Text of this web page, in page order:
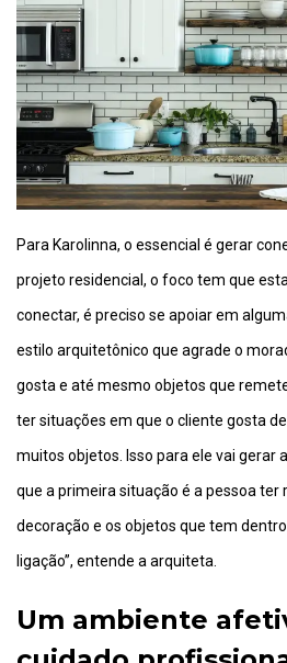
Para Karolinna, o essencial é gerar
projeto residencial, o foco tem que
conectar, é preciso se apoiar em
estilo arquitetônico que agrade o
gosta e até mesmo objetos que
ter situações em que o cliente gosta
muitos objetos. Isso para ele vai gerar
que a primeira situação é a pessoa ter
decoração e os objetos que tem
ligação”, entende a arquiteta.
Um ambiente